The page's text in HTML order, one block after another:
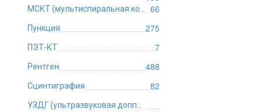
66
Пункция 275
ПЭТ-КТ 7
Рентген 488
Сцинтиграфия 82